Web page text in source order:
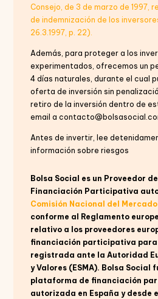
Consejo, de 3 de marzo de 1997,
de indemnización de los
26.3.1997, p. 22).
Además, para proteger a los
experimentados, ofrecemos un
4 días naturales, durante el cual
oferta de inversión sin
retiro de la inversión dentro de
email a
Antes de invertir, lee
información sobre riesgos
Bolsa Social es un Proveedor
Financiación Participativa
Comisión Nacional del
conforme al Reglamento
relativo a los proveedores
financiación participativa para
registrada ante la Autoridad
y Valores (ESMA). Bolsa Social
plataforma de financiación
autorizada en España y desde